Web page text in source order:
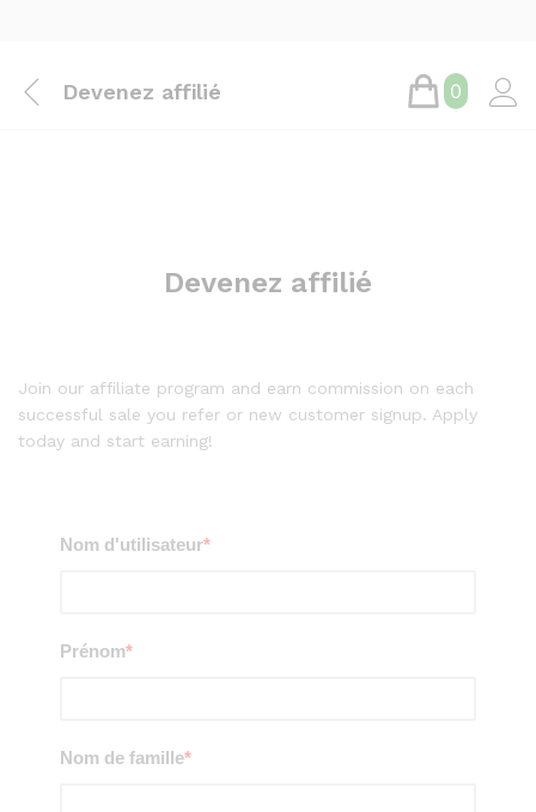
Devenez affilié 0
Devenez affilié
Join our affiliate program and earn commission on each
successful sale you refer or new customer signup. Apply
today and start earning!
Nom d'utilisateur*
Prénom*
Nom de famille*